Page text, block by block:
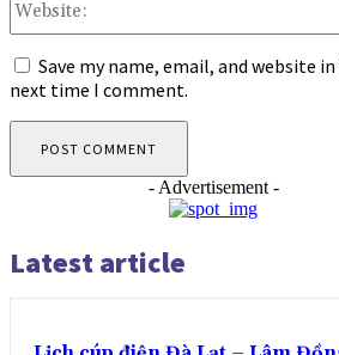
Save my name, email, and website
next time I comment.
- Advertisement -
Latest article